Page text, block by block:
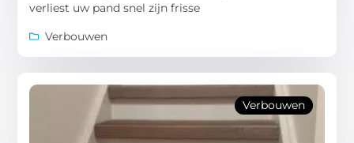
verliest uw pand snel zijn frisse
Verbouwen
Verbouwen